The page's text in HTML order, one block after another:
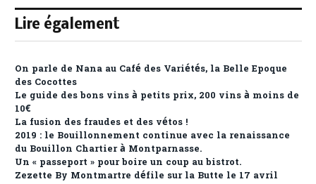
Lire également
On parle de Nana au Café des Variétés, la Belle Epoque
des Cocottes
Le guide des bons vins à petits prix, 200 vins à moins de
10€
La fusion des fraudes et des vétos !
2019 : le Bouillonnement continue avec la renaissance
du Bouillon Chartier à Montparnasse.
Un « passeport » pour boire un coup au bistrot.
Zezette By Montmartre défile sur la Butte le 17 avril